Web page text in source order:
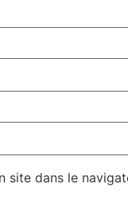
site dans le